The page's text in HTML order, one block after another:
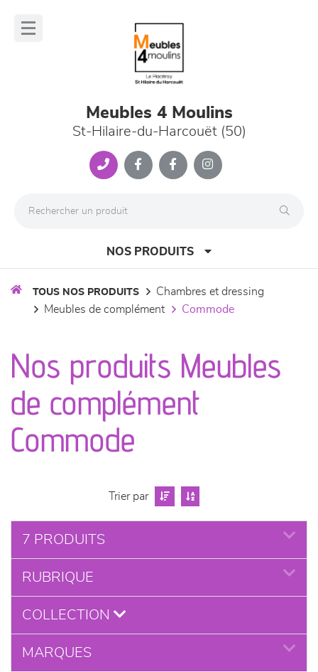
Meubles 4 Moulins
St-Hilaire-du-Harcouët (50)
NOS PRODUITS
séjours
meubles de complément
chambres et dressing
décoration
TOUS NOS PRODUITS
chambres et dressing
meubles de complément
commode
Nos produits Meubles
de complément
Commode
Trier par
7 PRODUITS
RUBRIQUE
COLLECTION
MARQUES